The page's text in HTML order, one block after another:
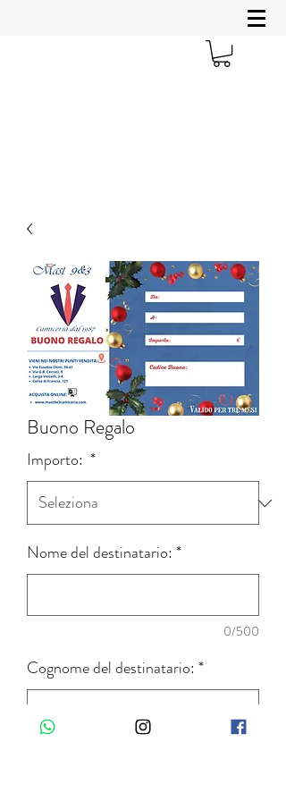
Buono Regalo
Importo: *
Nome del destinatario: *
0/500
Cognome del destinatario: *